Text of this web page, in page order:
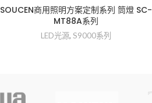
SOUCEN商用照明方案定制系列 筒燈 SC-
MT88A系列
LED光源,S9000系列